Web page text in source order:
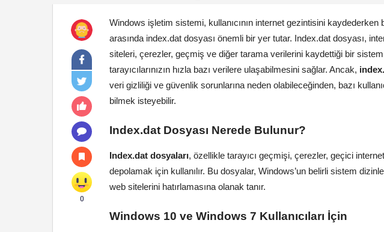
0
Windows işletim sistemi, kullanıcının internet gezintisini
arasında index.dat dosyası önemli bir yer tutar. Index.dat dosyası,
siteleri, çerezler, geçmiş ve diğer tarama verilerini kaydettiği bir
tarayıcılarınızın hızla bazı verilere ulaşabilmesini sağlar. Ancak,
veri gizliliği ve güvenlik sorunlarına neden olabileceğinden, bazı
bilmek isteyebilir.
Index.dat Dosyası Nerede Bulunur?
Index.dat dosyaları, özellikle tarayıcı geçmişi, çerezler, geçici
depolamak için kullanılır. Bu dosyalar, Windows’un belirli sistem
web sitelerini hatırlamasına olanak tanır.
Windows 10 ve Windows 7 Kullanıcıları İçin